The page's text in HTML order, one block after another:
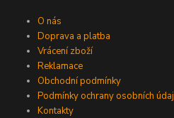
O nás
Doprava a platba
Vrácení zboží
Reklamace
Obchodní podmínky
Podmínky ochrany osobních
Kontakty